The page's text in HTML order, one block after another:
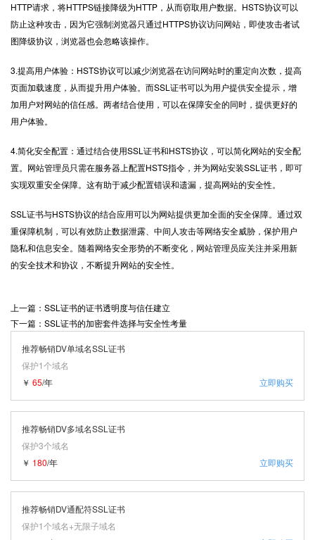
HTTP请求，将HTTPS链接降级为HTTP，从而窃取用户数据。HSTS协议可以
防止这种攻击，因为它强制浏览器只通过HTTPS协议访问网站，即使攻击者试
图降级协议，浏览器也会忽略该操作。
3.提高用户体验：HSTS协议可以减少浏览器在访问网站时的重定向次数，提高
页面加载速度，从而提升用户体验。而SSL证书可以为用户提供安全提示，增
加用户对网站的信任感。两者结合使用，可以在保障安全的同时，提供更好的
用户体验。
4.简化安全配置：通过结合使用SSL证书和HSTS协议，可以简化网站的安全配
置。网站管理员只需在服务器上配置HSTS指令，并为网站安装SSL证书，即可
实现双重安全保障。这有助于减少配置错误和遗漏，提高网站的安全性。
SSL证书与HSTS协议的结合应用可以为网站提供更加全面的安全保障。通过双
重保障机制，可以有效防止数据泄露、中间人攻击等网络安全威胁，保护用户
隐私和信息安全。随着网络安全形势的不断变化，网站管理员应关注并采用新
的安全技术和协议，不断提升网站的安全性。
上一篇：SSL证书的证书透明度与信任建立
下一篇：SSL证书的加密套件选择与安全性考量
推荐畅销DV单域名SSL证书
保护1个域名
立即购买
￥ 65/年
推荐畅销DV多域名SSL证书
保护3个域名
立即购买
￥ 180/年
推荐畅销DV通配符SSL证书
保护1个域名+无限子域名